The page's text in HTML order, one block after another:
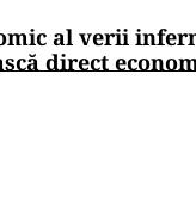
al verii
direct